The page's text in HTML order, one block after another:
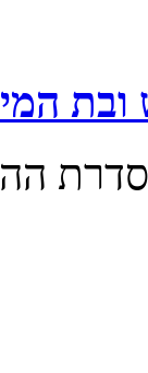
2 - מקדש